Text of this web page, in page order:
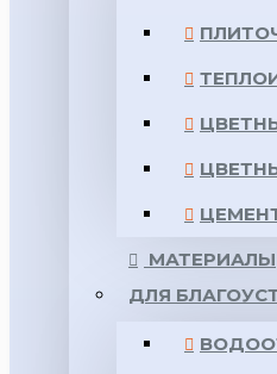
МАТЕРИАЛЫ
ДЛЯ